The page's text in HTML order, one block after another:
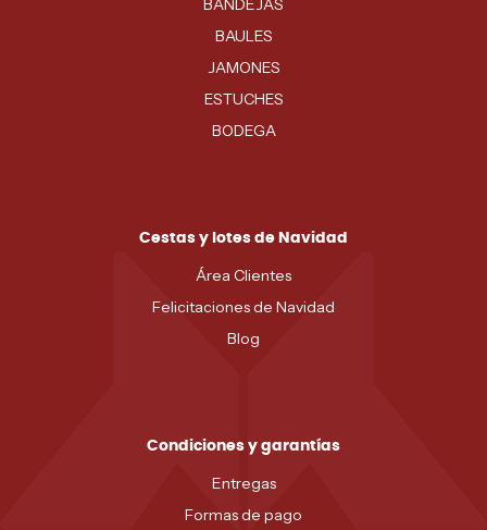
BANDEJAS
BAULES
JAMONES
ESTUCHES
BODEGA
Cestas y lotes de Navidad
Área Clientes
Felicitaciones de Navidad
Blog
Condiciones y garantías
Entregas
Formas de pago